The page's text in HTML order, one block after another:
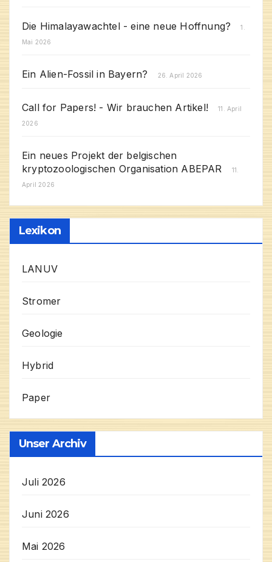
Die Himalayawachtel - eine neue Hoffnung?
1.
Mai 2026
Ein Alien-Fossil in Bayern? 26. April 2026
Call for Papers! - Wir brauchen Artikel!
11. April
2026
Ein neues Projekt der belgischen
kryptozoologischen Organisation ABEPAR
11.
April 2026
Lexikon
LANUV
Stromer
Geologie
Hybrid
Paper
Unser Archiv
Juli 2026
Juni 2026
Mai 2026